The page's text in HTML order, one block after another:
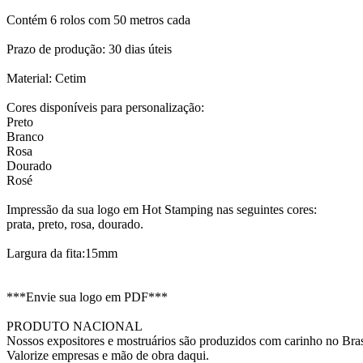
Contém 6 rolos com 50 metros cada
Prazo de produção: 30 dias úteis
Material: Cetim
Cores disponíveis para personalização:
Preto
Branco
Rosa
Dourado
Rosé
Impressão da sua logo em Hot Stamping nas seguintes cores:
prata, preto, rosa, dourado.
Largura da fita:15mm
***Envie sua logo em PDF***
PRODUTO NACIONAL
Nossos expositores e mostruários são produzidos com carinho no
Valorize empresas e mão de obra daqui.